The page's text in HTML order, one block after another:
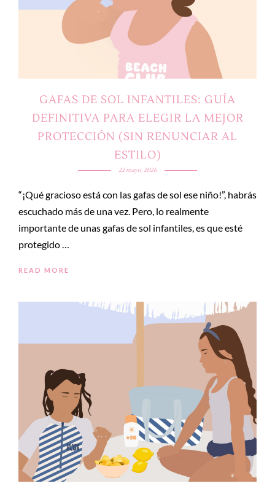
GAFAS DE SOL INFANTILES: GUÍA
DEFINITIVA PARA ELEGIR LA MEJOR
PROTECCIÓN (SIN RENUNCIAR AL
ESTILO)
22 mayo, 2026
“¡Qué gracioso está con las gafas de sol ese niño!”, habrás
escuchado más de una vez. Pero, lo realmente
importante de unas gafas de sol infantiles, es que esté
protegido …
READ MORE